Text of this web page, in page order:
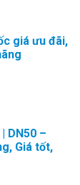
giá ưu đãi,
DN50 –
Giá tốt,